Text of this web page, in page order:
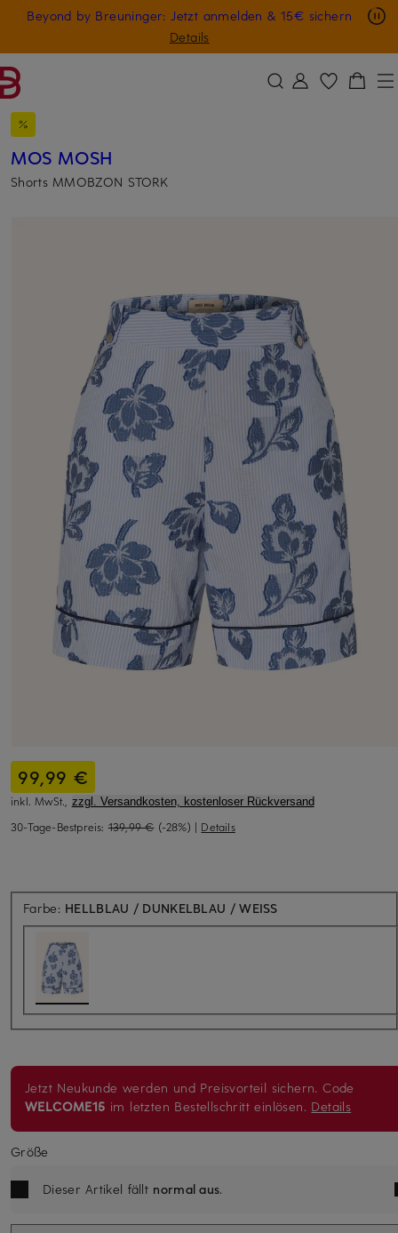
ZUM HAUPTINHALT ÜBERSPRINGEN
Beyond by Breuninger: Jetzt anmelden & 15€ sichern
Details
Nur in der App: -10 € auf digitale Geschenkkarten
GESCHENK20
MOS MOSH
Shorts MMOBZON STORK
99,99 €
inkl. MwSt., zzgl. Versandkosten, kostenloser Rückversand
30-Tage-Bestpreis: 139,99 € (-28%) | Details
Farbe: HELLBLAU / DUNKELBLAU / WEISS
Jetzt Neukunde werden und Preisvorteil sichern. Code
WELCOME15 im letzten Bestellschritt einlösen. Details
Größe
Dieser Artikel fällt normal aus.